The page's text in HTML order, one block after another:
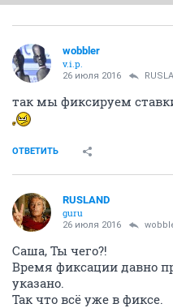
wobbler
v.i.p.
26 июля 2016
так мы фиксируем
ОТВЕТИТЬ
RUSLAND
guru
26 июля 2016
Саша, Ты чего?!
Время фиксации давно
указано.
Так что всё уже в фиксе.